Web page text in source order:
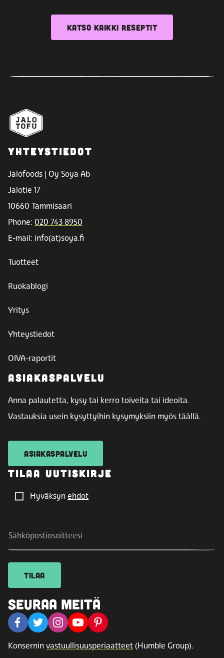
KATSO KAIKKI RESEPTIT
YHTEYSTIEDOT
Jalofoods | Oy Soya Ab
Jalotie 17
10660 Tammisaari
Phone: 020 743 8950
E-mail: info(at)soya.fi
Tuotteet
Ruokablogi
Yritys
Yhteystiedot
OIVA-raportit
ASIAKASPALVELU
Anna palautetta, kysy tai kerro toiveita tai ideoita.
Vastauksia usein kysyttyihin kysymyksiin myös täällä.
ASIAKASPALVELU
TILAA UUTISKIRJE
Hyväksyn ehdot
TILAA
SEURAA MEITÄ
Konsernin vastuullisuusperiaatteet (Humble Group).